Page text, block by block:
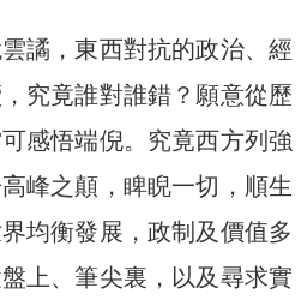
譎，東西對抗的政治、經
究竟誰對誰錯？願意從歷
感悟端倪。究竟西方列強
峰之顛，睥睨一切，順生
均衡發展，政制及價值多
上、筆尖裏，以及尋求實